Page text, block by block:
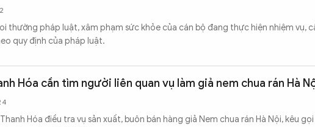
thường pháp luật, xâm phạm sức khỏe của cán bộ đang thực hiện nhiệm vụ,
quy định của pháp luật.
Hóa cần tìm người liên quan vụ làm giả nem chua rán Hà
Hóa điều tra vụ sản xuất, buôn bán hàng giả Nem chua rán Hà Nội, kêu